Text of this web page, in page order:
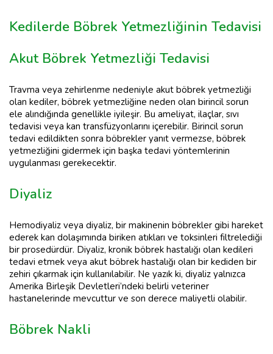
Kedilerde Böbrek Yetmezliğinin Tedavisi
Akut Böbrek Yetmezliği Tedavisi
Travma veya zehirlenme nedeniyle akut böbrek yetmezliği
olan kediler, böbrek yetmezliğine neden olan birincil sorun
ele alındığında genellikle iyileşir. Bu ameliyat, ilaçlar, sıvı
tedavisi veya kan transfüzyonlarını içerebilir. Birincil sorun
tedavi edildikten sonra böbrekler yanıt vermezse, böbrek
yetmezliğini gidermek için başka tedavi yöntemlerinin
uygulanması gerekecektir.
Diyaliz
Hemodiyaliz veya diyaliz, bir makinenin böbrekler gibi hareket
ederek kan dolaşımında biriken atıkları ve toksinleri filtrelediği
bir prosedürdür. Diyaliz, kronik böbrek hastalığı olan kedileri
tedavi etmek veya akut böbrek hastalığı olan bir kediden bir
zehiri çıkarmak için kullanılabilir. Ne yazık ki, diyaliz yalnızca
Amerika Birleşik Devletleri’ndeki belirli veteriner
hastanelerinde mevcuttur ve son derece maliyetli olabilir.
Böbrek Nakli